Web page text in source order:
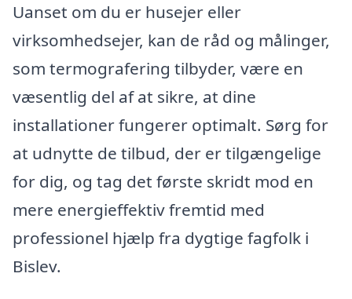
Uanset om du er husejer eller
virksomhedsejer, kan de råd og målinger,
som termografering tilbyder, være en
væsentlig del af at sikre, at dine
installationer fungerer optimalt. Sørg for
at udnytte de tilbud, der er tilgængelige
for dig, og tag det første skridt mod en
mere energieffektiv fremtid med
professionel hjælp fra dygtige fagfolk i
Bislev.